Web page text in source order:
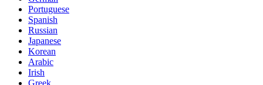
Portuguese
Spanish
Russian
Japanese
Korean
Arabic
Irish
Greek